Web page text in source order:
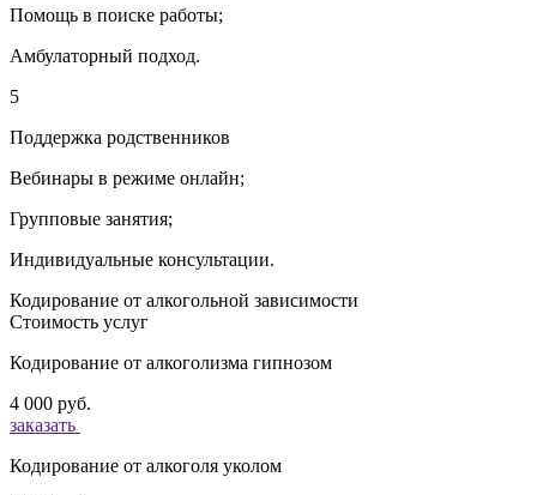
Помощь в поиске работы;
Амбулаторный подход.
5
Поддержка родственников
Вебинары в режиме онлайн;
Групповые занятия;
Индивидуальные консультации.
Кодирование от алкогольной зависимости
Стоимость услуг
Кодирование от алкоголизма гипнозом
4 000 руб.
заказать
Кодирование от алкоголя уколом